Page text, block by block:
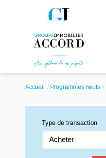
Accueil Programmes neufs
Type de transaction
Acheter